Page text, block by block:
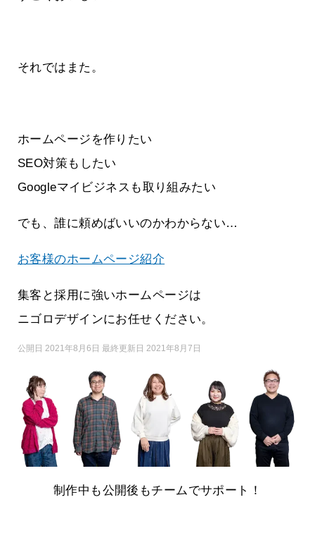
それではまた。
ホームページを作りたい
SEO対策もしたい
Googleマイビジネスも取り組みたい
でも、誰に頼めばいいのかわからない…
お客様のホームページ紹介
集客と採用に強いホームページは
ニゴロデザインにお任せください。
公開日 2021年8月6日 最終更新日 2021年8月7日
制作中も公開後もチームでサポート！